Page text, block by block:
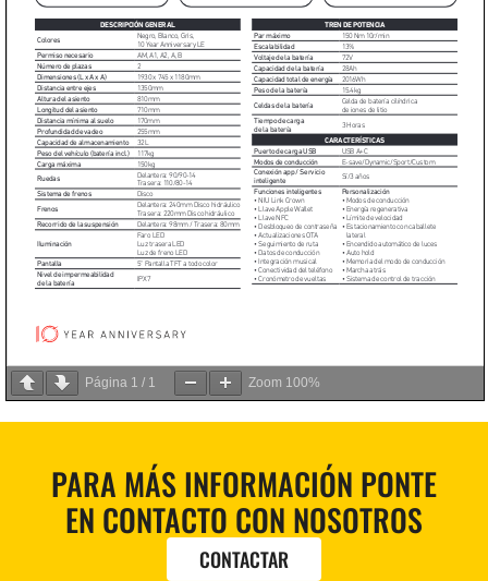
Página 1 / 1 Zoom 100%
PARA MÁS INFORMACIÓN PONTE
EN CONTACTO CON NOSOTROS
CONTACTAR